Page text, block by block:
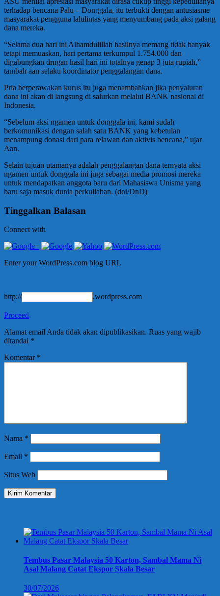
terhadap bencana Palu – Donggala, itu terbukti dengan antusiasme
masyarakat pengguna lalulintas yang menyumbang pada aksi galang
dana mereka.
“Selama dua hari ini Alhamdulillah hasilnya memang tidak banyak
tetapi memuaskan, hari pertama terkumpul 1.754.000 dan
digabungkan drngan hasil hari ini totalnya genap 3 juta rupiah,”
tambah aan selaku koordinator penggalangan dana.
Pria berperawakan kurus itu juga menambahkan jika penyaluran
dana ini akan di langsung di salurkan melalui BANK nasional di
Indonesia.
“Sebelum aksi ngamen untuk donggala ini, kami sudah
berkomunikasi dengan salah satu BANK yang kebetulan
menampung donasi dari para relawan dan aktivis bencana,” ujar
Aan.
Selain tujuan utamanya adalah penggalangan dana ternyata aksi
ngamen untuk donggala ini juga sebagai media promosi mereka
untuk mendapatkan anggota baru dari Mahasiswa Unisma yang
baru saja masuk dunia perkuliahan. (doi/DnD)
Tinggalkan Balasan
Connect with
Enter your WordPress.com blog URL
http:// .wordpress.com
Proceed
Alamat email Anda tidak akan dipublikasikan. Ruas yang wajib
ditandai *
Komentar *
Nama *
Email *
Situs Web
Tembus Pasar Malaysia 50 Karton, Sambal Mama Ni
Asal Malang Catat Ekspor Skala Besar
30/07/2026